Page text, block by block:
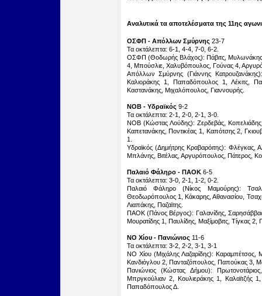
Αναλυτικά τα αποτελέσματα της 11ης
ΟΣΦΠ - Απόλλων Σμύρνης 23-7
Τα οκτάλεπτα: 6-1, 4-4, 7-0, 6-2.
ΟΣΦΠ (Θοδωρής Βλάχος): Πάβιτς, Μυλωνάκης,
4, Μπούσλιε, Χαλυβόπουλος, Γούνας 4,
Απόλλων Σμύρνης (Γιάννης
Καλιοράκης 1, Παπαδόπουλος 1, Λέκιτς,
Καστανάκης, Μιχαλόπουλος, Γιαννουρής.
ΝΟΒ - Υδραϊκός 9-2
Τα οκτάλεπτα: 2-1, 2-0, 2-1, 3-0.
ΝΟΒ (Κώστας Λούδης): Ζερδεβάς,
Καπετανάκης, Ποντικέας 1, Καπότσης 2,
1.
Υδραϊκός (Δημήτρης Κραβαρόιτης): Φλέγκας,
Μπλάνης, Βιτέλας, Αργυρόπουλος, Πάτερος,
Παλαιό Φάληρο - ΠΑΟΚ 6-5
Τα οκτάλεπτα: 3-0, 2-1, 1-2, 0-2.
Παλαιό Φάληρο (Νίκος Μαμούρης):
Θεοδωρόπουλος 1, Κάκαρης, Αθανασίου,
Λιαπάκης, Παζαϊτης.
ΠΑΟΚ (Πάνος Βέργος): Γαλανίδης,
Μουρατίδης 1, Παυλίδης, Μαξίμοβιτς, Τίγκας
ΝΟ Χίου - Πανιώνιος 11-6
Τα οκτάλεπτα: 3-2, 2-2, 3-1, 3-1
ΝΟ Χίου (Μιχάλης Λαζαρίδης): Καραμπέτσος,
Κανδιόγλου 2, Πανταζόπουλος, Παπούκας 3,
Πανιώνιος (Κώστας Δήμου):
Μπργκούλιαν 2, Κουλιεράκης 1, Καλαϊτζής
Παπαδόπουλος Δ.